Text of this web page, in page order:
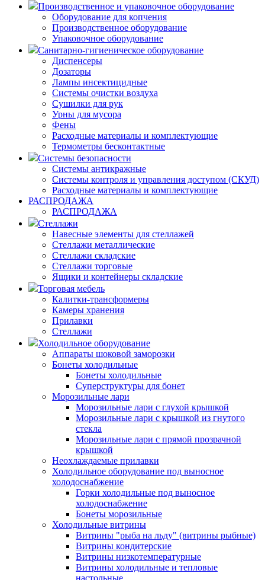
Производственное и упаковочное оборудование
Оборудование для копчения
Производственное оборудование
Упаковочное оборудование
Санитарно-гигиеническое оборудование
Диспенсеры
Дозаторы
Лампы инсектицидные
Системы очистки воздуха
Сушилки для рук
Урны для мусора
Фены
Расходные материалы и комплектующие
Термометры бесконтактные
Системы безопасности
Системы антикражные
Системы контроля и управления доступом (СКУД)
Расходные материалы и комплектующие
РАСПРОДАЖА
РАСПРОДАЖА
Стеллажи
Навесные элементы для стеллажей
Стеллажи металлические
Стеллажи складские
Стеллажи торговые
Ящики и контейнеры складские
Торговая мебель
Калитки-трансформеры
Камеры хранения
Прилавки
Стеллажи
Холодильное оборудование
Аппараты шоковой заморозки
Бонеты холодильные
Бонеты холодильные
Суперструктуры для бонет
Морозильные лари
Морозильные лари с глухой крышкой
Морозильные лари с крышкой из гнутого
стекла
Морозильные лари с прямой прозрачной
крышкой
Неохлаждаемые прилавки
Холодильное оборудование под выносное
холодоснабжение
Горки холодильные под выносное
холодоснабжение
Бонеты морозильные
Холодильные витрины
Витрины "рыба на льду" (витрины рыбные)
Витрины кондитерские
Витрины низкотемпературные
Витрины холодильные и тепловые
настольные